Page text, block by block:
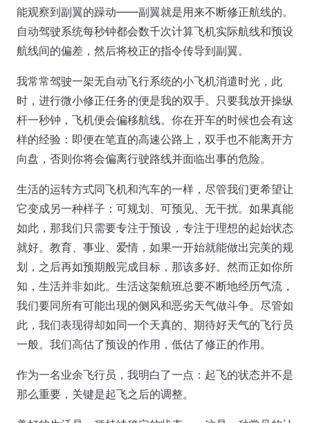
能观察到副翼的躁动——副翼就是用来不断修正航线的。
自动驾驶系统每秒钟都会数千次计算飞机实际航线和预设
航线间的偏差，然后将校正的指令传导到副翼。
我常常驾驶一架无自动飞行系统的小飞机消遣时光，此
时，进行微小修正任务的便是我的双手。只要我放开操纵
杆一秒钟，飞机便会偏移航线。你在开车的时候也会有这
样的经验：即便在笔直的高速公路上，双手也不能离开方
向盘，否则你将会偏离行驶路线并面临出事的危险。
生活的运转方式同飞机和汽车的一样，尽管我们更希望让
它变成另一种样子：可规划、可预见、无干扰。如果真能
如此，那我们只需要专注于预设，专注于理想的起始状态
就好。教育、事业、爱情，如果一开始就能做出完美的规
划，之后再如预期般完成目标，那该多好。然而正如你所
知，生活并非如此。生活这架航班总要不断地经历气流，
我们要同所有可能出现的侧风和恶劣天气做斗争。尽管如
此，我们表现得却如同一个天真的、期待好天气的飞行员
一般。我们高估了预设的作用，低估了修正的作用。
作为一名业余飞行员，我明白了一点：起飞的状态并不是
那么重要，关键是起飞之后的调整。